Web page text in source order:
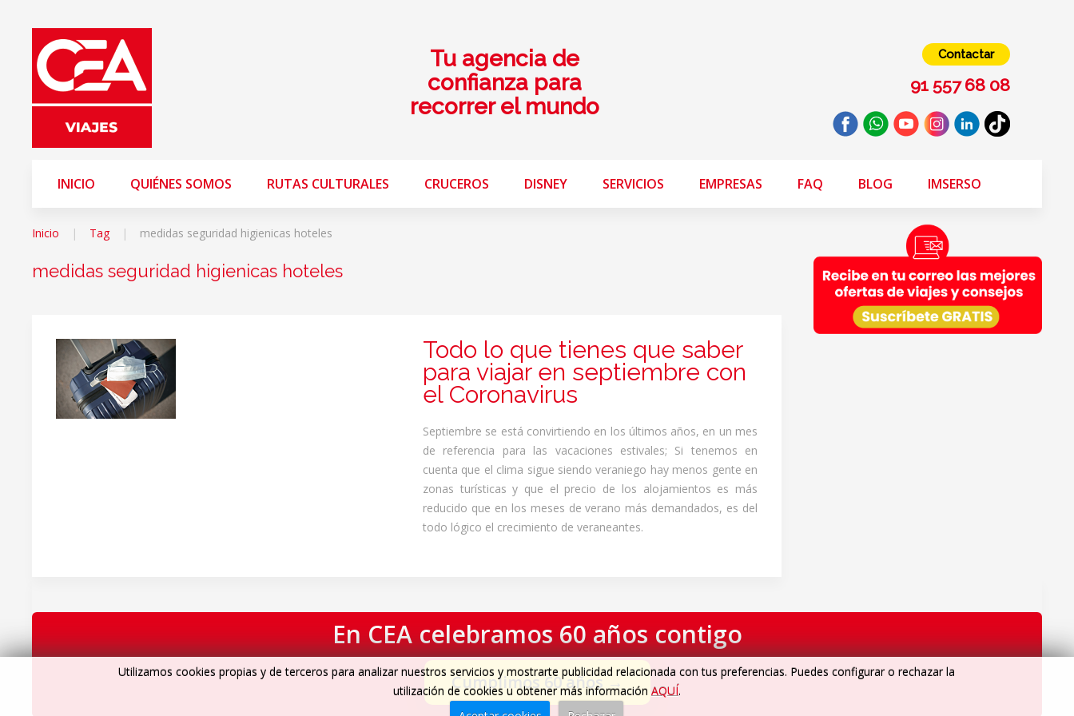
Tu agencia de
confianza para
recorrer el mundo
Contactar
91 557 68 08
INICIO QUIÉNES SOMOS RUTAS CULTURALES CRUCEROS DISNEY SERVICIOS EMPRESAS FAQ BLOG IMSERSO
Inicio Tag medidas seguridad higienicas hoteles
medidas seguridad higienicas hoteles
Todo lo que tienes que saber
para viajar en septiembre con
el Coronavirus
Septiembre se está convirtiendo en los últimos años, en un mes
de referencia para las vacaciones estivales; Si tenemos en
cuenta que el clima sigue siendo veraniego hay menos gente en
zonas turísticas y que el precio de los alojamientos es más
reducido que en los meses de verano más demandados, es del
todo lógico el crecimiento de veraneantes.
En CEA celebramos 60 años contigo
Cumplimos 60 años→
Utilizamos cookies propias y de terceros para analizar nuestros servicios y mostrarte publicidad relacionada con tus preferencias. Puedes configurar o rechazar la
utilización de cookies u obtener más información AQUÍ.